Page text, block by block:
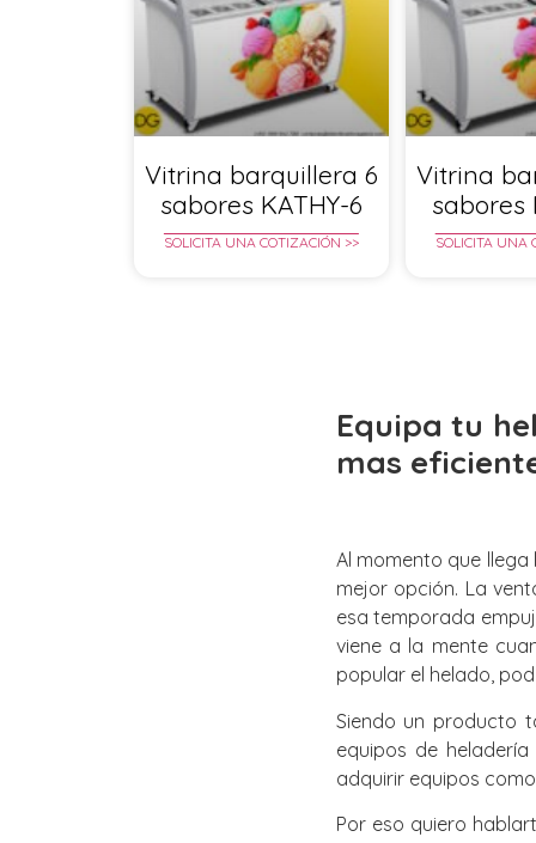
Vitrina barquillera 6
sabores KATHY-6
SOLICITA UNA COTIZACIÓN >>
Vitrina
sabores
SOLICITA UNA
Equipa tu
mas
Al momento que
mejor opción. La
esa temporada
viene a la mente
popular el helado,
Siendo un producto
equipos de
adquirir equipos
Por eso quiero